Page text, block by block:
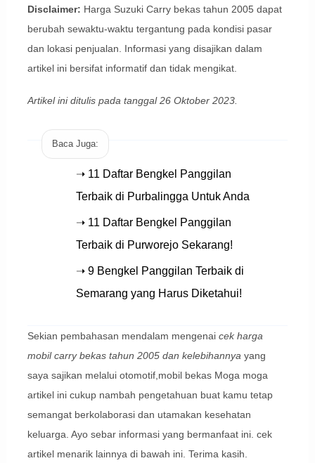
Disclaimer: Harga Suzuki Carry bekas tahun 2005 dapat
berubah sewaktu-waktu tergantung pada kondisi pasar
dan lokasi penjualan. Informasi yang disajikan dalam
artikel ini bersifat informatif dan tidak mengikat.
Artikel ini ditulis pada tanggal 26 Oktober 2023.
Baca Juga:
➝ 11 Daftar Bengkel Panggilan
Terbaik di Purbalingga Untuk Anda
➝ 11 Daftar Bengkel Panggilan
Terbaik di Purworejo Sekarang!
➝ 9 Bengkel Panggilan Terbaik di
Semarang yang Harus Diketahui!
Sekian pembahasan mendalam mengenai cek harga
mobil carry bekas tahun 2005 dan kelebihannya yang
saya sajikan melalui otomotif,mobil bekas Moga moga
artikel ini cukup nambah pengetahuan buat kamu tetap
semangat berkolaborasi dan utamakan kesehatan
keluarga. Ayo sebar informasi yang bermanfaat ini. cek
artikel menarik lainnya di bawah ini. Terima kasih.